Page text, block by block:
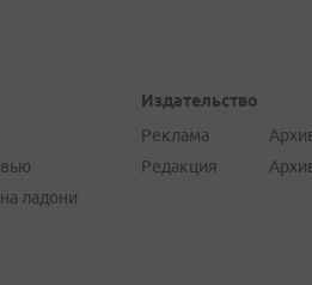
ладони
Издательство
Реклама
Редакция